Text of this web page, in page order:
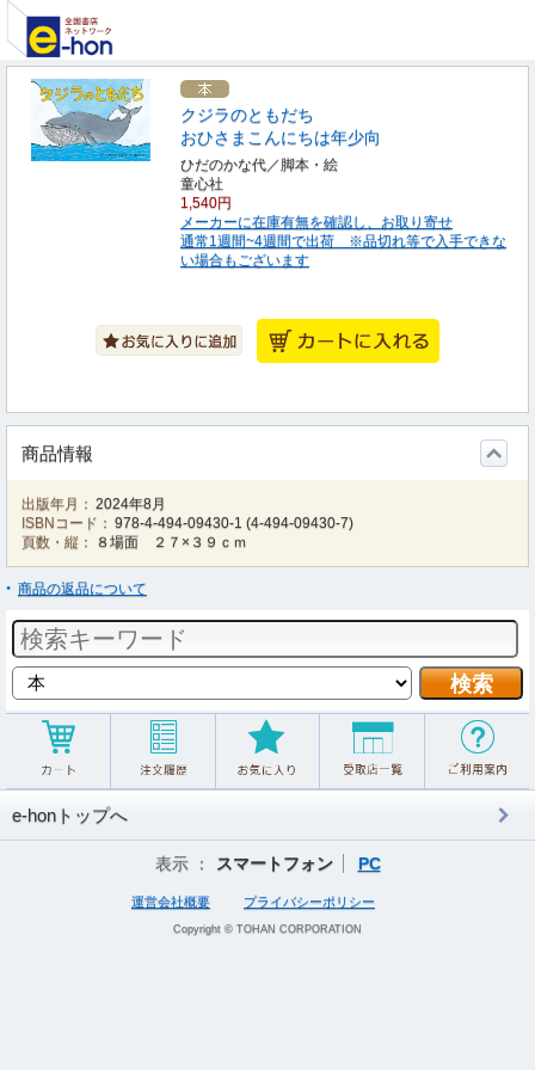
クジラのともだち
おひさまこんにちは年少向
ひだのかな代／脚本・絵
童心社
1,540円
メーカーに在庫有無を確認し、お取り寄せ
通常1週間~4週間で出荷 ※品切れ等で入手できな
い場合もございます
商品情報
出版年月： 2024年8月
ISBNコード： 978-4-494-09430-1 (4-494-09430-7)
頁数・縦：
８場面 ２７×３９ｃｍ
商品の返品について
e-honトップへ
表示 ： スマートフォン PC
運営会社概要 プライバシーポリシー
Copyright © TOHAN CORPORATION